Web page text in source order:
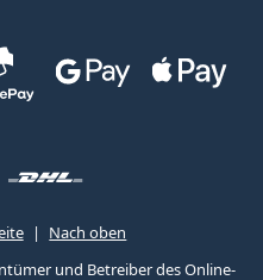
Nach oben
und Betreiber des Online-